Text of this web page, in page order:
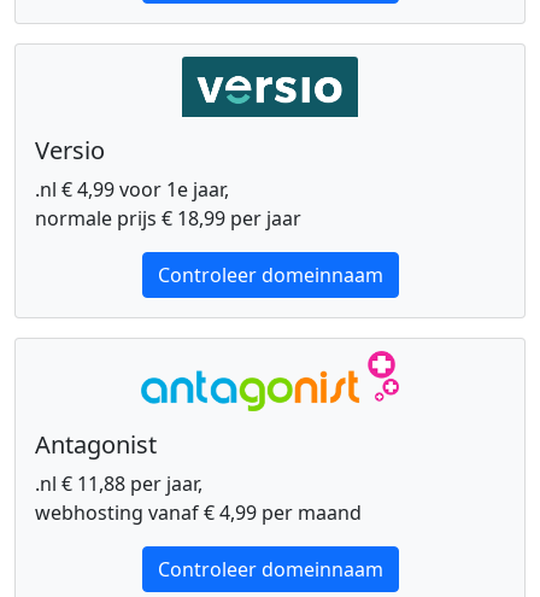
Versio
.nl € 4,99 voor 1e jaar,
normale prijs € 18,99 per jaar
Controleer domeinnaam
Antagonist
.nl € 11,88 per jaar,
webhosting vanaf € 4,99 per maand
Controleer domeinnaam